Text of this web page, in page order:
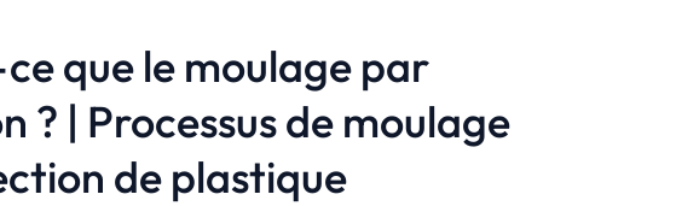
que le moulage par
? | Processus de moulage
de plastique